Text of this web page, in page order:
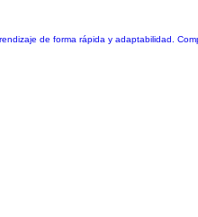
de forma rápida y adaptabilidad.